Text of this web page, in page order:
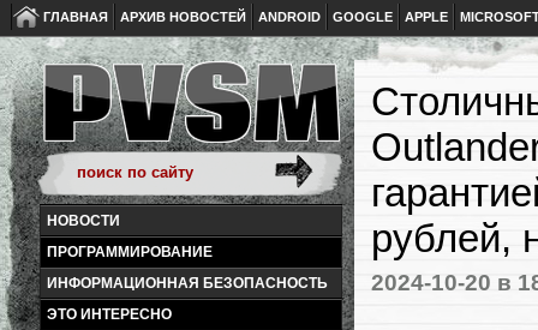
ГЛАВНАЯ АРХИВ НОВОСТЕЙ ANDROID GOOGLE APPLE
НОВОСТИ
ПРОГРАММИРОВАНИЕ
ИНФОРМАЦИОННАЯ БЕЗОПАСНОСТЬ
ЭТО ИНТЕРЕСНО
рублей,
2024-10-20 в